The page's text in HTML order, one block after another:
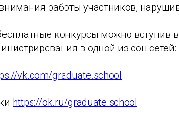
работы участников,
конкурсы можно вступив
в одной из соц.сетей:
vk.com/graduate.school
https://ok.ru/graduate.school